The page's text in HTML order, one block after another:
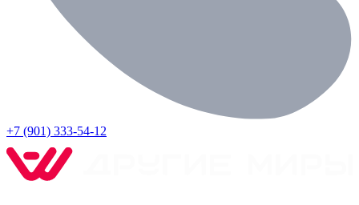
+7 (901) 333-54-12